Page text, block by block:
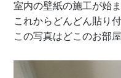
室内の壁紙の施工が始ま
これからどんどん貼り
この写真はどこのお部